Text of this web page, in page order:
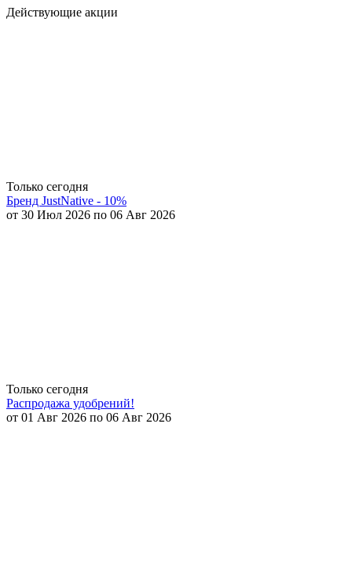
Действующие акции
Только сегодня
Бренд JustNative - 10%
от 30 Июл 2026 по 06 Авг 2026
Только сегодня
Распродажа удобрений!
от 01 Авг 2026 по 06 Авг 2026